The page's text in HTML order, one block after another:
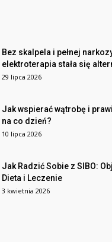
Bez skalpela i pełnej
elektroterapia stała się
29 lipca 2026
Jak wspierać wątrobę i
na co dzień?
10 lipca 2026
Jak Radzić Sobie z SIBO:
Dieta i Leczenie
3 kwietnia 2026